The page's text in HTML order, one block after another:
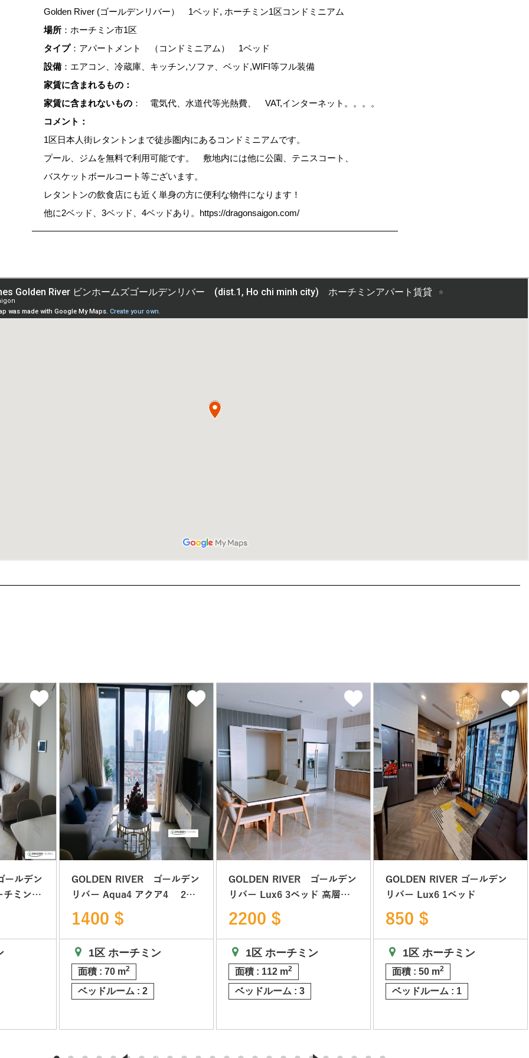
Golden River (ゴールデンリバー） 1ベッド, ホーチミン1区コンドミニアム
場所 ：ホーチミン市1区
タイプ：アパートメント （コンドミニアム） 1ベッド
設備：エアコン、冷蔵庫、キッチン,ソファ、ベッド,WIFI等フル装備
家賃に含まれるもの：
家賃に含まれないもの ： 電気代、水道代等光熱費、 VAT,インターネット。。。。
コメント：
1区日本人街レタントンまで徒歩圏内にあるコンドミニアムです。
プール、ジムを無料で利用可能です。 敷地内には他に公園、テニスコート、
バスケットボールコート等ございます。
レタントンの飲食店にも近く単身の方に便利な物件になります！
他に2ベッド、3ベッド、4ベッドあり。https://dragonsaigon.com/
ルデン
GOLDEN RIVER ゴールデン
リバー Aqua4 アクア4 2ベ
ッド ホーチミン市1区
1400 $
1区 ホーチミン
面積 : 70 m2
ベッドルーム : 2
GOLDEN RIVER ゴールデン
リバー Lux6 3ベッド 高層階
ホーチミン市1区
2200 $
1区 ホーチミン
面積 : 112 m2
ベッドルーム : 3
GOLDEN RIVER ゴールデン
リバー Lux6 1ベッド
850 $
1区 ホーチミン
面積 : 50 m2
ベッドルーム : 1